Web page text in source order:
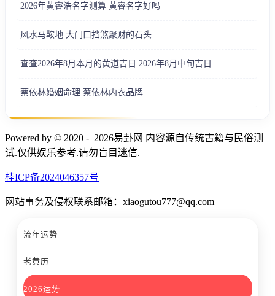
2026年黄睿浩名字测算 黄睿名字好吗
风水马鞍地 大门口挡煞聚财的石头
查查2026年8月本月的黄道吉日 2026年8月中旬吉日
蔡依林婚姻命理 蔡依林内衣品牌
Powered by © 2020 - 2026易卦网 内容源自传统古籍与民俗测
试.仅供娱乐参考.请勿盲目迷信.
桂ICP备2024046357号
网站事务及侵权联系邮箱：xiaogutou777@qq.com
流年运势
老黄历
2026运势